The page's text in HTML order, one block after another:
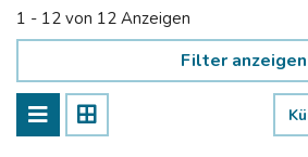
1 - 12 von 12 Anzeigen
Filter anzeigen